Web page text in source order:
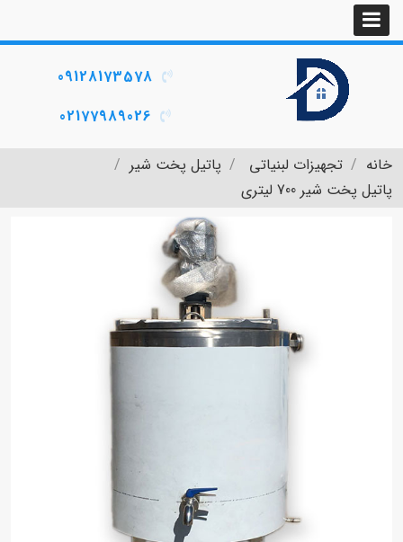
09128173578
02177989026
خانه تجهیزات لبنیاتی
پاتیل پخت شیر
پاتیل پخت شیر 700 لیتری